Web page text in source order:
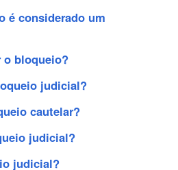
é considerado um
o bloqueio?
judicial?
cautelar?
judicial?
judicial?